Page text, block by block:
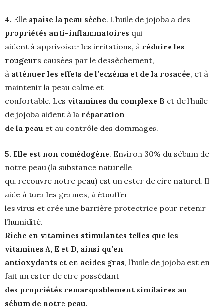
4. Elle apaise la peau sèche. L’huile de jojoba a des
propriétés anti-inflammatoires qui
aident à apprivoiser les irritations, à réduire les
rougeurs causées par le dessèchement,
à atténuer les effets de l’eczéma et de la rosacée, et à
maintenir la peau calme et
confortable. Les vitamines du complexe B et de l’huile
de jojoba aident à la réparation
de la peau et au contrôle des dommages.
5. Elle est non comédogène. Environ 30% du sébum de
notre peau (la substance naturelle
qui recouvre notre peau) est un ester de cire naturel. Il
aide à tuer les germes, à étouffer
les virus et crée une barrière protectrice pour retenir
l’humidité.
Riche en vitamines stimulantes telles que les
vitamines A, E et D, ainsi qu’en
antioxydants et en acides gras, l’huile de jojoba est en
fait un ester de cire possédant
des propriétés remarquablement similaires au
sébum de notre peau.